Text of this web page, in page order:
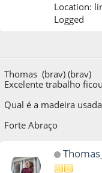
Location:
Logged
Thomas (brav) (brav)
Excelente trabalho
Qual é a madeira
Forte Abraço